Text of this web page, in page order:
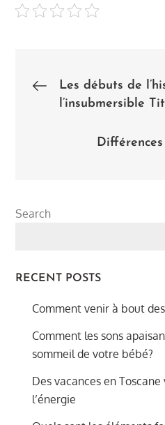
PostLes débuts de
l’insubmersible
Search
RECENT POSTS
Comment venir à bout
Comment les sons
sommeil de votre bébé?
Des vacances en
l’énergie